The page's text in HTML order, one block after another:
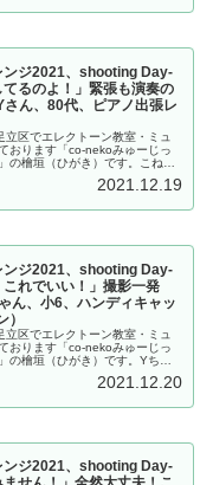
ンジ2021、shooting Day-
るのよ！」緊張も演奏の
ん、80代、ピアノ出張レ
立区でエレクトーン教室・ミュ
おります「co-nekoみゅーじっ
の檜垣（ひがき）です。こねこ
2021.12.19
ンジ2021、shooting Day-
れでいい！」撮影一発
ん、小6、ハンディキャッ
立区でエレクトーン教室・ミュ
おります「co-nekoみゅーじっ
の檜垣（ひがき）です。Yちゃ
2021.12.20
ンジ2021、shooting Day-